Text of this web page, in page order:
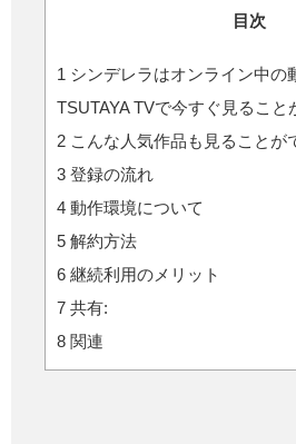
目次
1 シンデレラはオンライン中の
TSUTAYA TVで今すぐ見ること
2 こんな人気作品も見ることが
3 登録の流れ
4 動作環境について
5 解約方法
6 継続利用のメリット
7 共有:
8 関連